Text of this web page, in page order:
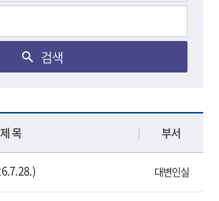
검색
제 목 부서
대변인실